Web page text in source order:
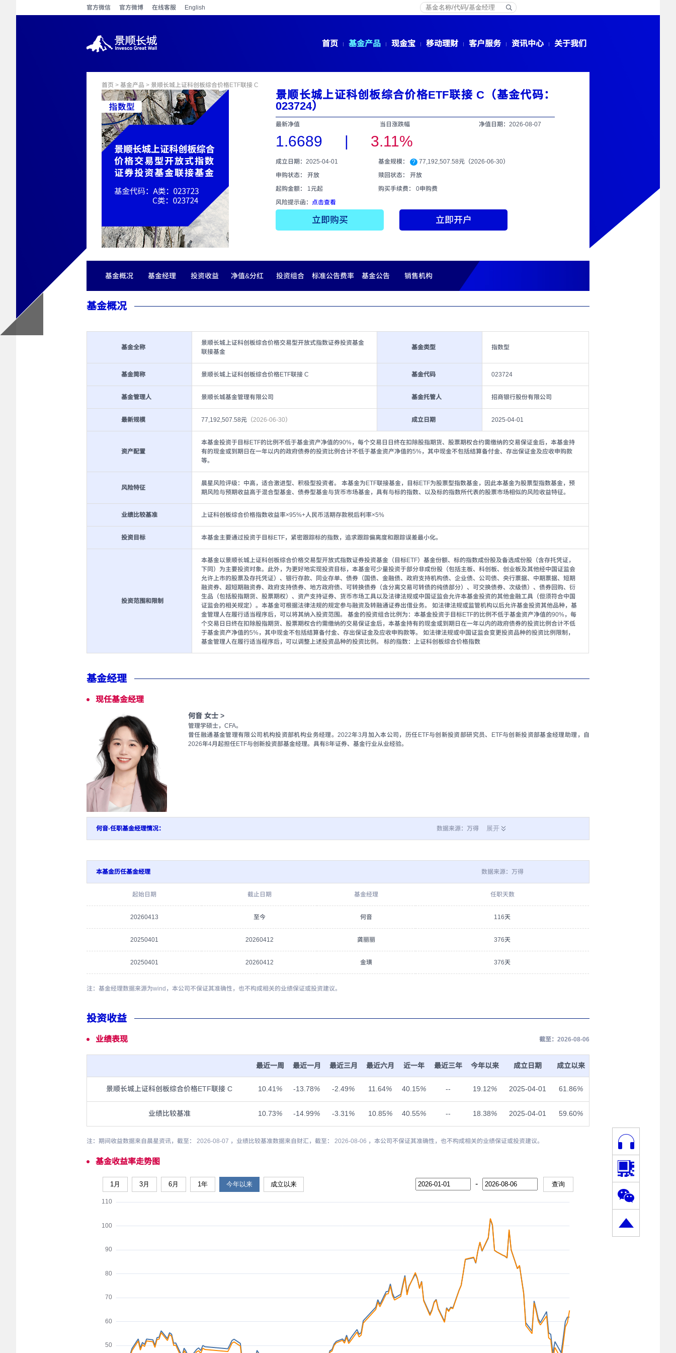
官方微信 官方微博 在线客服 English
首页 基金产品 现金宝 移动理财 客户服务 资讯中心 关于我们
首页 > 基金产品 > 景顺长城上证科创板综合价格ETF联接 C
景顺长城上证科创板综合价格ETF联接 C（基金代码：
023724）
最新净值 当日涨跌幅 净值日期：2026-08-07
1.6689 | 3.11%
成立日期：2025-04-01 基金规模： ? 77,192,507.58元（2026-06-30）
申购状态： 开放
赎回状态： 开放
起购金额： 1元起
购买手续费： 0申购费
风险提示函： 点击查看
立即购买 立即开户
基金概况 基金经理 投资收益 净值&分红 投资组合 标准公告费率 基金公告 销售机构
基金概况
基金全称
景顺长城上证科创板综合价格交易型开放式指数证券投资基金
联接基金
基金类型 指数型
基金简称 景顺长城上证科创板综合价格ETF联接 C 基金代码 023724
基金管理人 景顺长城基金管理有限公司 基金托管人 招商银行股份有限公司
最新规模 77,192,507.58元 （2026-06-30） 成立日期 2025-04-01
资产配置
本基金投资于目标ETF的比例不低于基金资产净值的90%，每个交易日日终在扣除股指期货、股票期权合约需缴纳的交易保证金后，本基金持
有的现金或到期日在一年以内的政府债券的投资比例合计不低于基金资产净值的5%，其中现金不包括结算备付金、存出保证金及应收申购款
等。
风险特征
晨星风险评级：中高，适合激进型、积极型投资者。 本基金为ETF联接基金，目标ETF为股票型指数基金，因此本基金为股票型指数基金，预
期风险与预期收益高于混合型基金、债券型基金与货币市场基金，具有与标的指数、以及标的指数所代表的股票市场相似的风险收益特征。
业绩比较基准 上证科创板综合价格指数收益率×95%+人民币活期存款税后利率×5%
投资目标 本基金主要通过投资于目标ETF，紧密跟踪标的指数，追求跟踪偏离度和跟踪误差最小化。
投资范围和限制
本基金以景顺长城上证科创板综合价格交易型开放式指数证券投资基金（目标ETF）基金份额、标的指数成份股及备选成份股（含存托凭证，
下同）为主要投资对象。此外，为更好地实现投资目标，本基金可少量投资于部分非成份股（包括主板、科创板、创业板及其他经中国证监会
允许上市的股票及存托凭证）、银行存款、同业存单、债券（国债、金融债、政府支持机构债、企业债、公司债、央行票据、中期票据、短期
融资券、超短期融资券、政府支持债券、地方政府债、可转换债券（含分离交易可转债的纯债部分）、可交换债券、次级债）、债券回购、衍
生品（包括股指期货、股票期权）、资产支持证券、货币市场工具以及法律法规或中国证监会允许本基金投资的其他金融工具（但须符合中国
证监会的相关规定）。本基金可根据法律法规的规定参与融资及转融通证券出借业务。 如法律法规或监管机构以后允许基金投资其他品种，基
金管理人在履行适当程序后，可以将其纳入投资范围。 基金的投资组合比例为：本基金投资于目标ETF的比例不低于基金资产净值的90%，每
个交易日日终在扣除股指期货、股票期权合约需缴纳的交易保证金后，本基金持有的现金或到期日在一年以内的政府债券的投资比例合计不低
于基金资产净值的5%，其中现金不包括结算备付金、存出保证金及应收申购款等。 如法律法规或中国证监会变更投资品种的投资比例限制，
基金管理人在履行适当程序后，可以调整上述投资品种的投资比例。 标的指数：上证科创板综合价格指数
基金经理
现任基金经理
何音 女士 >
管理学硕士，CFA。
曾任融通基金管理有限公司机构投资部机构业务经理。2022年3月加入本公司，历任ETF与创新投资部研究员、ETF与创新投资部基金经理助理，自
2026年4月起担任ETF与创新投资部基金经理。具有8年证券、基金行业从业经验。
何音-任职基金经理情况： 数据来源：万得 展开
本基金历任基金经理 数据来源：万得
起始日期 截止日期 基金经理 任职天数
20260413 至今 何音 116天
20250401 20260412 龚丽丽 376天
20250401 20260412 金璜 376天
注：基金经理数据来源为wind，本公司不保证其准确性，也不构成相关的业绩保证或投资建议。
投资收益
业绩表现 截至：2026-08-06
最近一周 最近一月 最近三月 最近六月 近一年 最近三年 今年以来 成立日期 成立以来
景顺长城上证科创板综合价格ETF联接 C 10.41% -13.78% -2.49% 11.64% 40.15% -- 19.12% 2025-04-01 61.86%
业绩比较基准 10.73% -14.99% -3.31% 10.85% 40.55% -- 18.38% 2025-04-01 59.60%
注：期间收益数据来自晨星资讯，截至： 2026-08-07 ，业绩比较基准数据来自财汇，截至： 2026-08-06 ，本公司不保证其准确性，也不构成相关的业绩保证或投资建议。
基金收益率走势图
1月 3月 6月 1年 今年以来 成立以来 - 查询